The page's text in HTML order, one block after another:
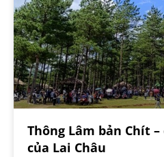
Thông Lâm bản Chít
của Lai Châu